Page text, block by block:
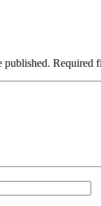
published. Required